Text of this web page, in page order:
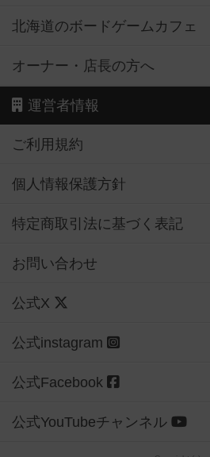
北海道のボードゲームカフェ
オーナー・店長の方へ
運営者情報
ご利用規約
個人情報保護方針
特定商取引法に基づく表記
お問い合わせ
公式X
公式instagram
公式Facebook
公式YouTubeチャンネル